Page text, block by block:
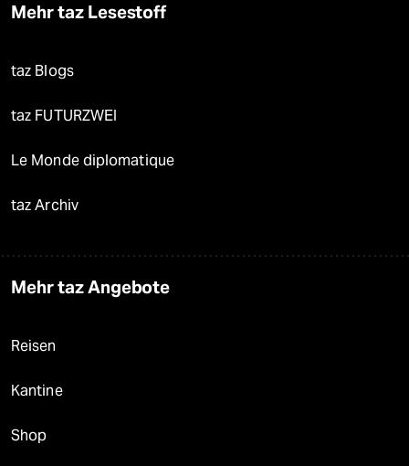
Mehr taz Lesestoff
taz Blogs
taz FUTURZWEI
Le Monde diplomatique
taz Archiv
Mehr taz Angebote
Reisen
Kantine
Shop